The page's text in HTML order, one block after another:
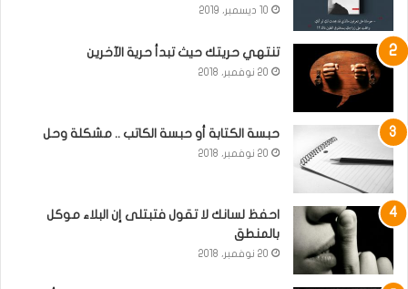
10 ديسمبر، 2019
تنتهي حريتك حيث تبدأ حرية الآخرين
20 نوفمبر، 2018
حبسة الكتابة أو حبسة الكاتب .. مشكلة وحل
20 نوفمبر، 2018
احفظ لسانك لا تقول فتبتلى إن البلاء موكل
بالمنطق
20 نوفمبر، 2018